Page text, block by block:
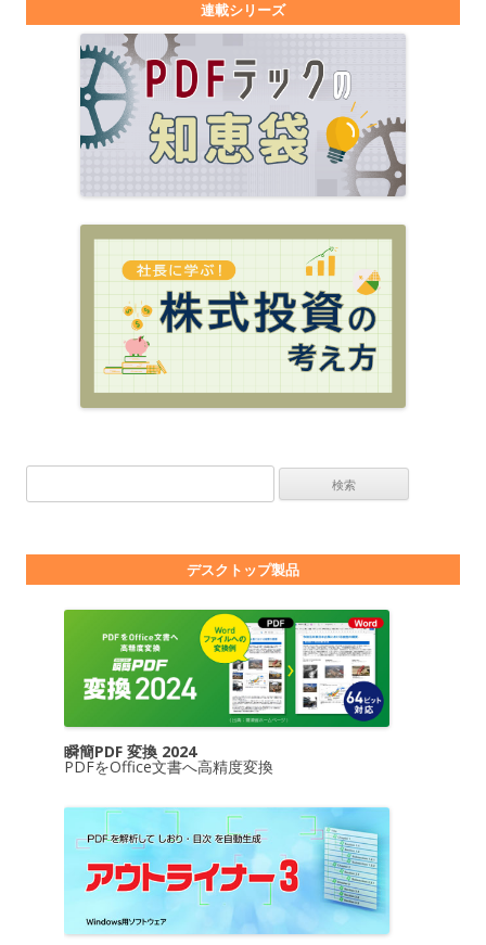
連載シリーズ
デスクトップ製品
瞬簡PDF 変換 2024
PDFをOffice文書へ高精度変換